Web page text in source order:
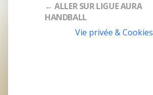
← ALLER SUR LIGUE AURA
HANDBALL
Vie privée & Cookies